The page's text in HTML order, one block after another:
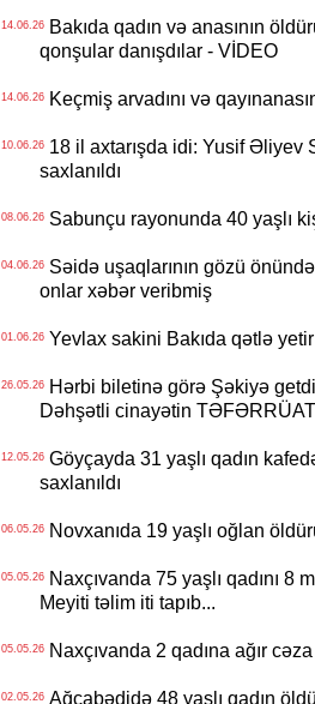
14.06.26Bakıda qadın və anasının
qonşular danışdılar - VİDEO
14.06.26Keçmiş arvadını və
10.06.2618 il axtarışda idi: Yusif Əliyev
saxlanıldı
08.06.26Sabunçu rayonunda 40 yaşlı
04.06.26Səidə uşaqlarının gözü
onlar xəbər veribmiş
01.06.26Yevlax sakini Bakıda qətlə
26.05.26Hərbi biletinə görə Şəkiyə
Dəhşətli cinayətin
12.05.26Göyçayda 31 yaşlı qadın
saxlanıldı
06.05.26Novxanıda 19 yaşlı oğlan
05.05.26Naxçıvanda 75 yaşlı qadını 8
Meyiti təlim iti tapıb...
05.05.26Naxçıvanda 2 qadına ağır
02.05.26Ağcabədidə 48 yaşlı qadın